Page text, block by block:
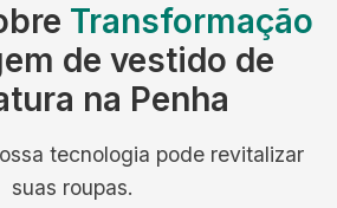
Transformação
de vestido de
na Penha
tecnologia pode revitalizar
suas roupas.